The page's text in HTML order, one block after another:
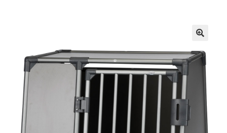
Obchod
Pokladna
Vše pro kočky